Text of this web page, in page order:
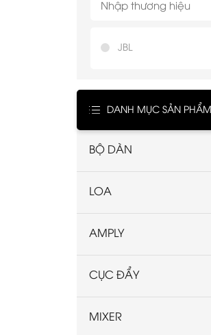
JBL
DANH MỤC SẢN PHẨM
BỘ DÀN
LOA
AMPLY
CỤC ĐẨY
MIXER